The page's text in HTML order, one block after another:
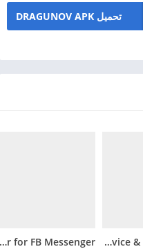
تحميل DRAGUNOV APK
CPU X – Device & System info
AutoResponder for FB Messenger